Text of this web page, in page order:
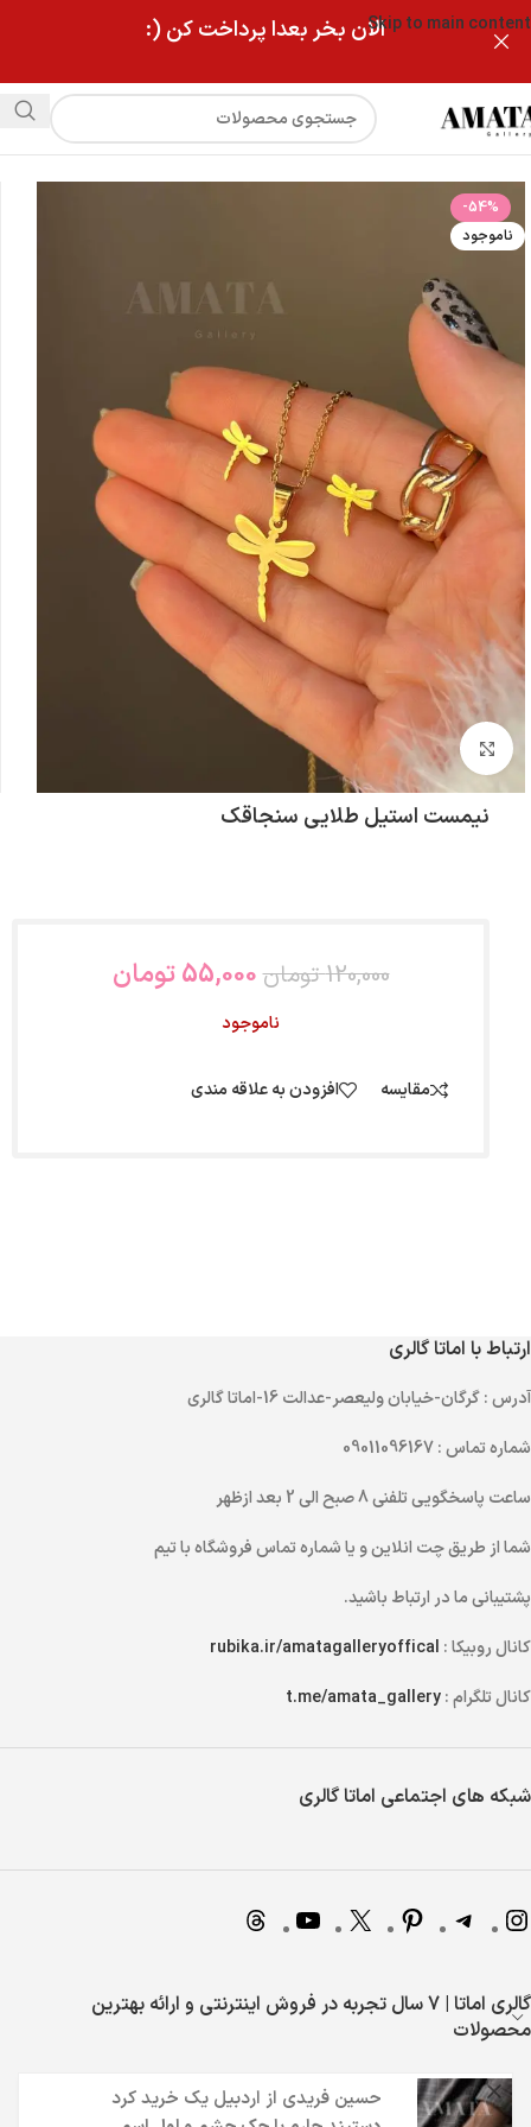
Skip to main contentالان بخر بعدا پرداخت کن (:
فروشگاه نیمست استیل طلایی سنجاقک
-54%
ناموجود
بزرگنمایی تصویر
نیمست استیل طلایی سنجاقک
120,000 تومان55,000تومان
ناموجود
مقایسه افزودن به علاقه مندی
ارتباط با اماتا گالری
آدرس: گرگان-خیابان ولیعصر-عدالت 16-اماتا گالری
شماره تماس: 09011096167
ساعت پاسخگویی تلفنی
شما از طریقچت انلاینو یاشماره تماسفروشگاه با تیم
پشتیبانی ما در ارتباط باشید.
کانال روبیکا : rubika.ir/amatagalleryoffical
کانال تلگرام :t.me/amata_gallery
شبکه های اجتماعی اماتا گالری
گالری اماتا | 7 سال تجربه در فروش اینترنتی و ارائه بهترین
محصولات
حسین فریدی از اردبیل یک خرید کرد